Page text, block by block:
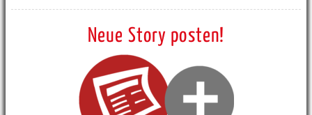
Neue Story posten!